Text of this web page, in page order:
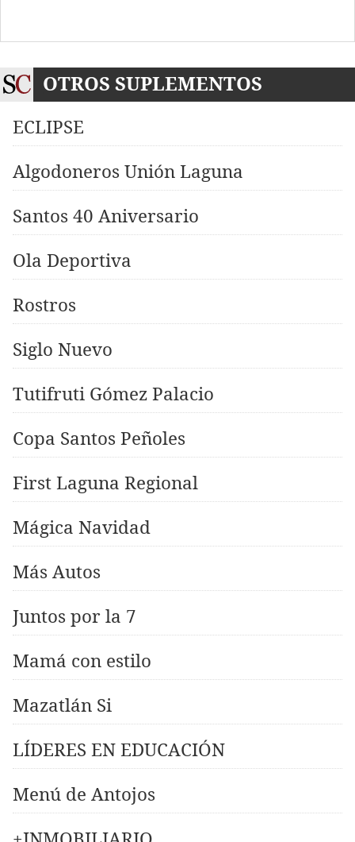
OTROS SUPLEMENTOS
ECLIPSE
Algodoneros Unión Laguna
Santos 40 Aniversario
Ola Deportiva
Rostros
Siglo Nuevo
Tutifruti Gómez Palacio
Copa Santos Peñoles
First Laguna Regional
Mágica Navidad
Más Autos
Juntos por la 7
Mamá con estilo
Mazatlán Si
LÍDERES EN EDUCACIÓN
Menú de Antojos